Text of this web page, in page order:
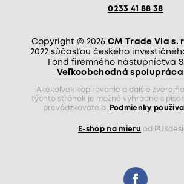
0233 41 88 38
Copyright © 2026 CM Trade Via s.
2022 súčasťou českého
Fond firemného nástupníctva
Veľkoobchodná spolupráca
Akékoľvek kopírovanie a ďalšie
týchto stránok je možné výhradne s
prevádzkovateľa.
Podmienky
E-shop na mieru od